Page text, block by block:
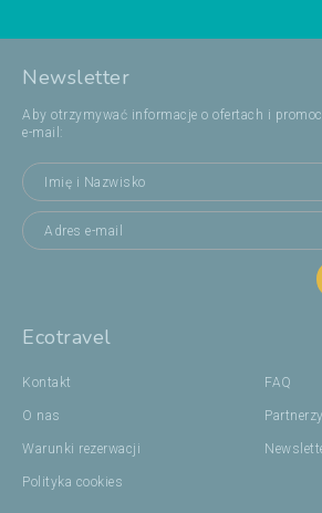
Newsletter
Aby otrzymywać informacje o ofertach i
e-mail:
Ecotravel
Kontakt
O nas
Warunki rezerwacji
Polityka cookies
FAQ
Partnerzy